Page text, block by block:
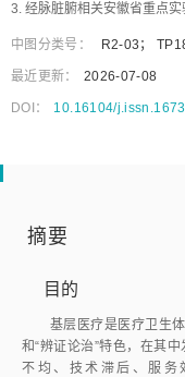
3. 经脉脏腑相关安徽省重点
中图分类号： R2-03 ；
最近更新： 2026-07-08
DOI： 10.16104/
摘要
目的
基层医疗是医疗卫生
和“辨证论治”特色，在其
不均、技术滞后、服务